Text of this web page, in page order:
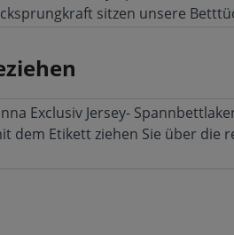
sitzen unsere
Exclusiv Jersey-
dem Etikett ziehen Sie über